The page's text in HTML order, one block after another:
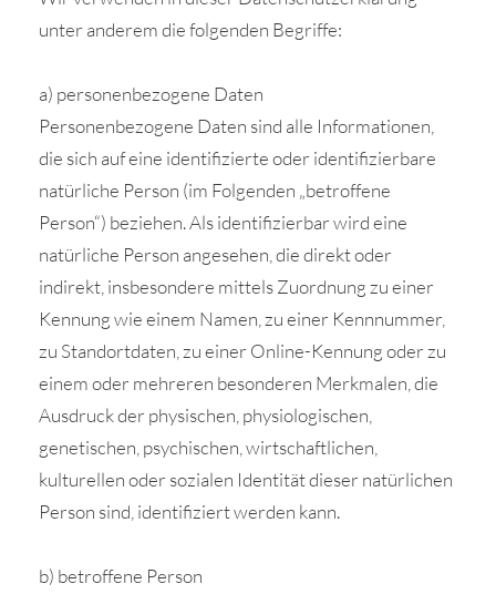
unter anderem die folgenden Begriffe:
a) personenbezogene Daten
Personenbezogene Daten sind alle Informationen,
die sich auf eine identifizierte oder identifizierbare
natürliche Person (im Folgenden „betroffene
Person“) beziehen. Als identifizierbar wird eine
natürliche Person angesehen, die direkt oder
indirekt, insbesondere mittels Zuordnung zu einer
Kennung wie einem Namen, zu einer Kennnummer,
zu Standortdaten, zu einer Online-Kennung oder zu
einem oder mehreren besonderen Merkmalen, die
Ausdruck der physischen, physiologischen,
genetischen, psychischen, wirtschaftlichen,
kulturellen oder sozialen Identität dieser natürlichen
Person sind, identifiziert werden kann.
b) betroffene Person